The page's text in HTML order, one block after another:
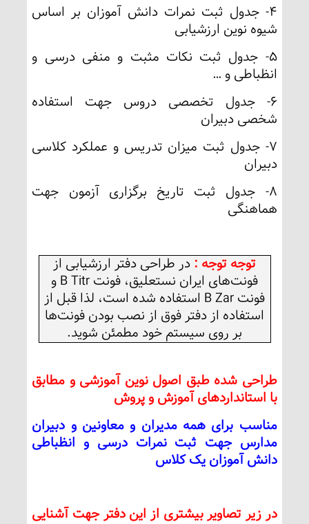
4- جدول ثبت نمرات دانش آموزان بر اساس
شیوه نوین ارزشیابی
5- جدول ثبت نکات مثبت و منفی درسی و
انظباطی و …
6- جدول تخصصی دروس جهت استفاده
شخصی دبیران
7- جدول ثبت میزان تدریس و عملکرد کلاسی
دبیران
8- جدول ثبت تاریخ برگزاری آزمون جهت
هماهنگی
توجه توجه :در طراحی دفتر ارزشیابی از
فونت‌های ایران نستعلیق، فونت B Titr و
فونت B Zar استفاده شده است، لذا قبل از
استفاده از دفتر فوق از نصب بودن فونت‌ها
بر روی سیستم خود مطمئن شوید.
طراحی شده طبق اصول نوین آموزشی و مطابق
با استاندارد‌های آموزش و پروش
مناسب برای همه مدیران و معاونین و دبیران
مدارس جهت ثبت نمرات درسی و انظباطی
دانش آموزان یک کلاس
در زیر تصاویر بیشتری از این دفتر جهت آشنایی